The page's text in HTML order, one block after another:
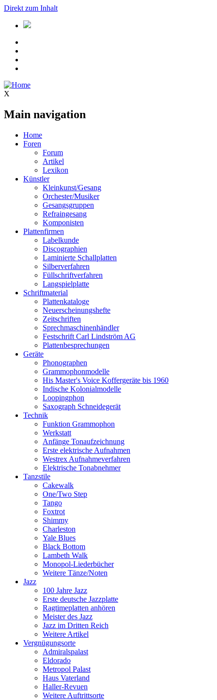
Direkt zum Inhalt
X
Main navigation
Home
Foren
Forum
Artikel
Lexikon
Künstler
Kleinkunst/Gesang
Orchester/Musiker
Gesangsgruppen
Refraingesang
Komponisten
Plattenfirmen
Labelkunde
Discographien
Laminierte Schallplatten
Silberverfahren
Füllschriftverfahren
Langspielplatte
Schriftmaterial
Plattenkataloge
Neuerscheinungshefte
Zeitschriften
Sprechmaschinenhändler
Festschrift Carl Lindström AG
Plattenbesprechungen
Geräte
Phonographen
Grammophonmodelle
His Master's Voice Koffergeräte bis 1960
Indische Kolonialmodelle
Loopingphon
Saxograph Schneidegerät
Technik
Funktion Grammophon
Werkstatt
Anfänge Tonaufzeichnung
Erste elektrische Aufnahmen
Westrex Aufnahmeverfahren
Elektrische Tonabnehmer
Tanzstile
Cakewalk
One/Two Step
Tango
Foxtrot
Shimmy
Charleston
Yale Blues
Black Bottom
Lambeth Walk
Monopol-Liederbücher
Weitere Tänze/Noten
Jazz
100 Jahre Jazz
Erste deutsche Jazzplatte
Ragtimeplatten anhören
Meister des Jazz
Jazz im Dritten Reich
Weitere Artikel
Vergnügungsorte
Admiralspalast
Eldorado
Metropol Palast
Haus Vaterland
Haller-Revuen
Weitere Auftrittsorte